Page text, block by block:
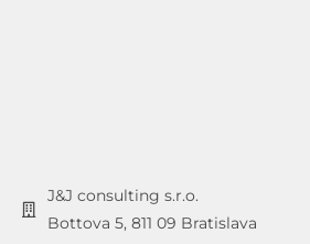
J&J consulting s.r.o.
Bottova 5, 811 09 Bratislava